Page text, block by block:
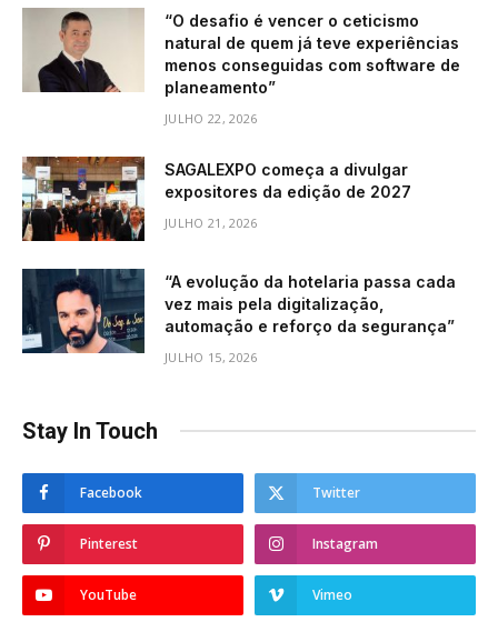
“O desafio é vencer o ceticismo
natural de quem já teve experiências
menos conseguidas com software de
planeamento”
JULHO 22, 2026
SAGALEXPO começa a divulgar
expositores da edição de 2027
JULHO 21, 2026
“A evolução da hotelaria passa cada
vez mais pela digitalização,
automação e reforço da segurança”
JULHO 15, 2026
Stay In Touch
Facebook Twitter
Pinterest Instagram
YouTube Vimeo